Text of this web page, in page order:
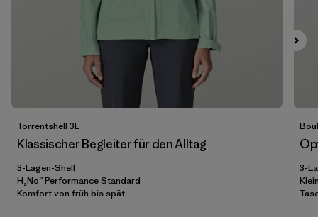
Filter by
Preis
Filter by
Material
Torrentshell 3L
Klassischer Begleiter für den Alltag
3-Lagen-Shell
H₂No™ Performance Standard
Komfort von früh bis spät
3-